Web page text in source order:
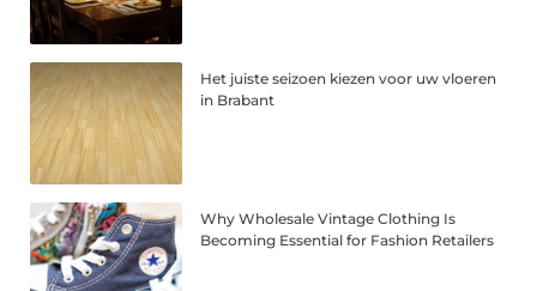
Het juiste seizoen kiezen voor uw vloeren
in Brabant
Why Wholesale Vintage Clothing Is
Becoming Essential for Fashion Retailers